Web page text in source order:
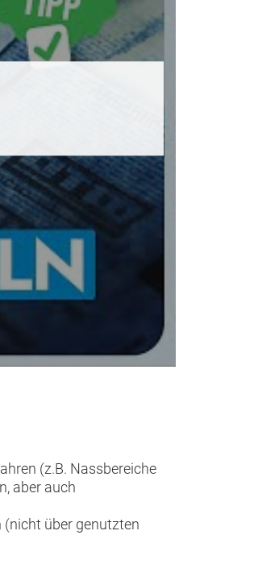
(z.B. Nassbereiche
aber auch
(nicht über genutzten